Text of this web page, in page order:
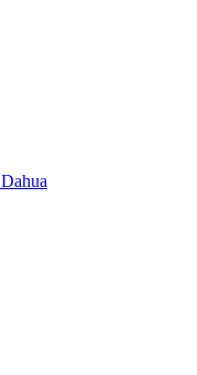
פתיחת קריאת שירות מצלמות Dahua